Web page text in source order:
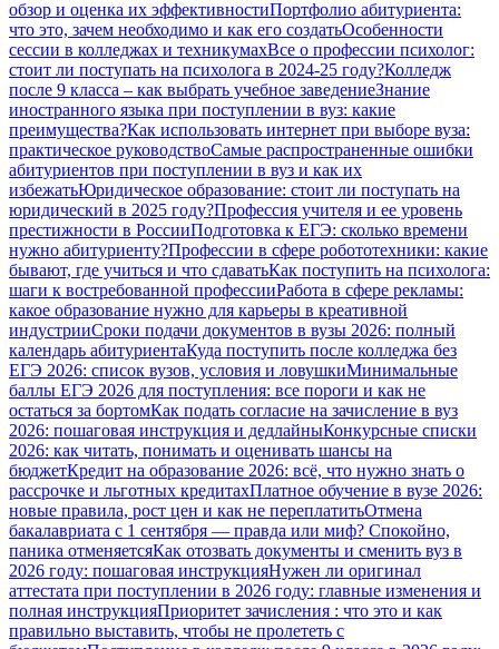
обзор и оценка их эффективностиПортфолио абитуриента:
что это, зачем необходимо и как его создатьОсобенности
сессии в колледжах и техникумахВсе о профессии психолог:
стоит ли поступать на психолога в 2024-25 году?Колледж
после 9 класса – как выбрать учебное заведениеЗнание
иностранного языка при поступлении в вуз: какие
преимущества?Как использовать интернет при выборе вуза:
практическое руководствоСамые распространенные ошибки
абитуриентов при поступлении в вуз и как их
избежатьЮридическое образование: стоит ли поступать на
юридический в 2025 году?Профессия учителя и ее уровень
престижности в РоссииПодготовка к ЕГЭ: сколько времени
нужно абитуриенту?Профессии в сфере робототехники: какие
бывают, где учиться и что сдаватьКак поступить на психолога:
шаги к востребованной профессииРабота в сфере рекламы:
какое образование нужно для карьеры в креативной
индустрииСроки подачи документов в вузы 2026: полный
календарь абитуриентаКуда поступить после колледжа без
ЕГЭ 2026: список вузов, условия и ловушкиМинимальные
баллы ЕГЭ 2026 для поступления: все пороги и как не
остаться за бортомКак подать согласие на зачисление в вуз
2026: пошаговая инструкция и дедлайныКонкурсные списки
2026: как читать, понимать и оценивать шансы на
бюджетКредит на образование 2026: всё, что нужно знать о
рассрочке и льготных кредитахПлатное обучение в вузе 2026:
новые правила, рост цен и как не переплатитьОтмена
бакалавриата с 1 сентября — правда или миф? Спокойно,
паника отменяетсяКак отозвать документы и сменить вуз в
2026 году: пошаговая инструкцияНужен ли оригинал
аттестата при поступлении в 2026 году: главные изменения и
полная инструкцияПриоритет зачисления : что это и как
правильно выставить, чтобы не пролететь с